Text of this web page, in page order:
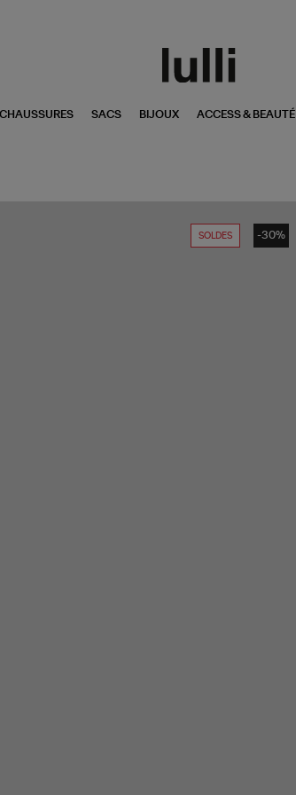
CHAUSSURES SACS BIJOUX ACCESS & BEAUTÉ
SOLDES -30%